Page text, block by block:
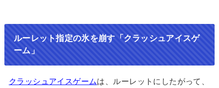
ルーレット指定の氷を崩す「クラッシュアイスゲ
ーム」
クラッシュアイスゲームは、ルーレットにしたがって、